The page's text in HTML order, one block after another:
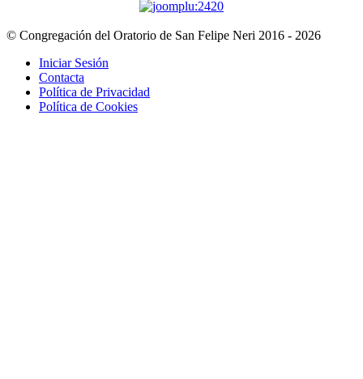
© Congregación del Oratorio de San Felipe Neri 2016 - 2026
Iniciar Sesión
Contacta
Política de Privacidad
Política de Cookies